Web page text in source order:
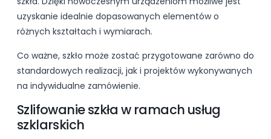
uzyskanie idealnie dopasowanych elementów o
różnych kształtach i wymiarach.
Co ważne, szkło może zostać przygotowane zarówno do
standardowych realizacji, jak i projektów wykonywanych
na indywidualne zamówienie.
Szlifowanie szkła w ramach usług
szklarskich